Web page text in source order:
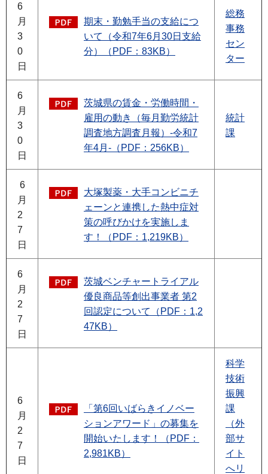
6
月
3
0
日
期末・勤勉手当の支給につ
いて（令和7年6月30日支給
分）（PDF：83KB）
総務
事務
セン
ター
6
月
3
0
日
茨城県の賃金・労働時間・
雇用の動き（毎月勤労統計
調査地方調査月報）-令和7
年4月-（PDF：256KB）
統計
課
6
月
2
7
日
大塚製薬・大手コンビニチ
ェーンと連携した熱中症対
策の呼びかけを実施しま
す！（PDF：1,219KB）
6
月
2
7
日
茨城ベンチャートライアル
優良商品等創出事業者 第2
回認定について（PDF：1,2
47KB）
6
月
2
7
日
「第6回いばらきイノベー
ションアワード」の募集を
開始いたします！（PDF：
2,981KB）
科学
技術
振興
課
（外
部サ
イト
へリ